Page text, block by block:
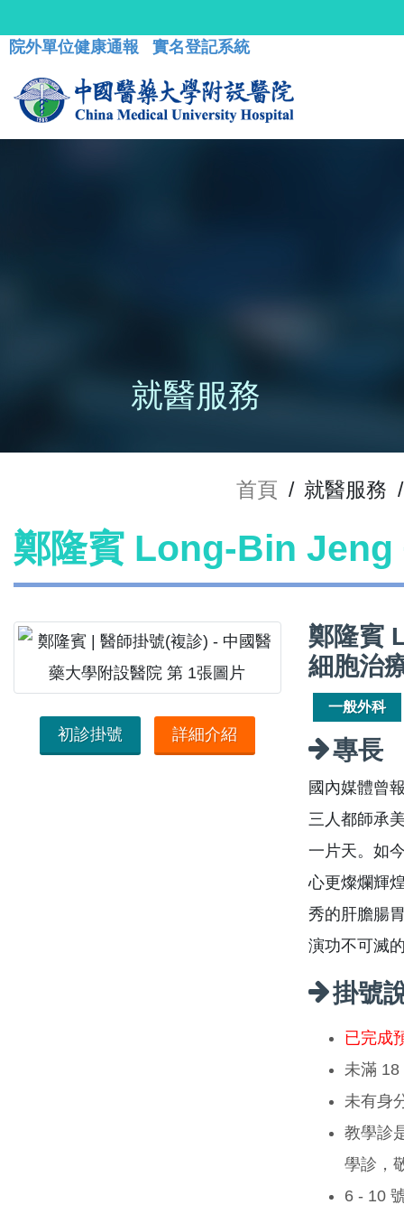
院外單位健康通報 實名登記系統
就醫服務
首頁 / 就醫服務 /
鄭隆賓 Long-Bin Jeng
初診掛號 詳細介紹
鄭隆賓
細胞治
一般外科
專長
國內媒體曾
三人都師承
一片天。如
心更燦爛輝
秀的肝膽腸
演功不可滅
掛號
已完成
未滿 18
未有身
教學診
學診，
6 - 10